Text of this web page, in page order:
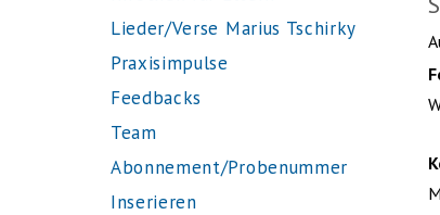
Lieder/Verse Marius Tschirky
Praxisimpulse
Feedbacks
Team
Abonnement/Probenummer
Inserieren